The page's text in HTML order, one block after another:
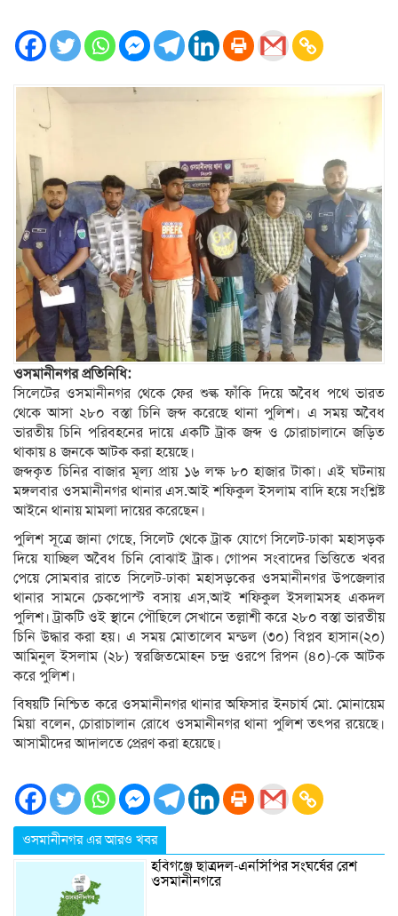
ওসমানীনগর প্রতিনিধি:
সিলেটের ওসমানীনগর থেকে ফের শুল্ক ফাঁকি দিয়ে অবৈধ পথে ভারত
থেকে আসা ২৮০ বস্তা চিনি জব্দ করেছে থানা পুলিশ। এ সময় অবৈধ
ভারতীয় চিনি পরিবহনের দায়ে একটি ট্রাক জব্দ ও চোরাচালানে জড়িত
থাকায় ৪ জনকে আটক করা হয়েছে।
জব্দকৃত চিনির বাজার মূল্য প্রায় ১৬ লক্ষ ৮০ হাজার টাকা। এই ঘটনায়
মঙ্গলবার ওসমানীনগর থানার এস.আই শফিকুল ইসলাম বাদি হয়ে সংশ্লিষ্ট
আইনে থানায় মামলা দায়ের করেছেন।
পুলিশ সূত্রে জানা গেছে, সিলেট থেকে ট্রাক যোগে সিলেট-ঢাকা মহাসড়ক
দিয়ে যাচ্ছিল অবৈধ চিনি বোঝাই ট্রাক। গোপন সংবাদের ভিত্তিতে খবর
পেয়ে সোমবার রাতে সিলেট-ঢাকা মহাসড়কের ওসমানীনগর উপজেলার
থানার সামনে চেকপোস্ট বসায় এস,আই শফিকুল ইসলামসহ একদল
পুলিশ। ট্রাকটি ওই স্থানে পৌছিলে সেখানে তল্লাশী করে ২৮০ বস্তা ভারতীয়
চিনি উদ্ধার করা হয়। এ সময় মোতালেব মন্ডল (৩০) বিপ্লব হাসান(২০)
আমিনুল ইসলাম (২৮) স্বরজিতমোহন চন্দ্র ওরপে রিপন (৪০)-কে আটক
করে পুলিশ।
বিষয়টি নিশ্চিত করে ওসমানীনগর থানার অফিসার ইনচার্য মো. মোনায়েম
মিয়া বলেন, চোরাচালান রোধে ওসমানীনগর থানা পুলিশ তৎপর রয়েছে।
আসামীদের আদালতে প্রেরণ করা হয়েছে।
ওসমানীনগর এর আরও খবর
হবিগঞ্জে ছাত্রদল-এনসিপির সংঘর্ষের রেশ
ওসমানীনগরে